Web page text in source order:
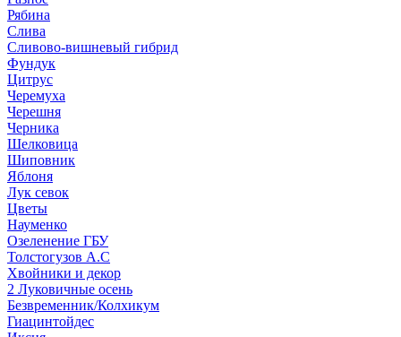
Рябина
Слива
Сливово-вишневый гибрид
Фундук
Цитрус
Черемуха
Черешня
Черника
Шелковица
Шиповник
Яблоня
Лук севок
Цветы
Науменко
Озеленение ГБУ
Толстогузов А.С
Хвойники и декор
2 Луковичные осень
Безвременник/Колхикум
Гиацинтойдес